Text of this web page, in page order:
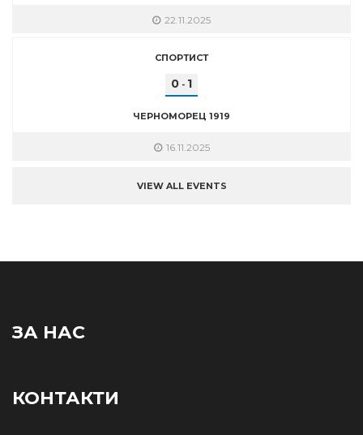
22.11.2025
СПОРТИСТ
0 - 1
ЧЕРНОМОРЕЦ 1919
16.11.2025
VIEW ALL EVENTS
ЗА НАС
КОНТАКТИ